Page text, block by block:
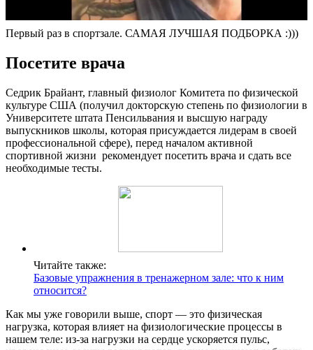
Первый раз в спортзале. САМАЯ ЛУЧШАЯ ПОДБОРКА :)))
Посетите врача
Седрик Брайант, главный физиолог Комитета по физической
культуре США (получил докторскую степень по физиологии в
Университете штата Пенсильвания и высшую награду
выпускников школы, которая присуждается лидерам в своей
профессиональной сфере), перед началом активной
спортивной жизни рекомендует посетить врача и сдать все
необходимые тесты.
Читайте также:
Базовые упражнения в тренажерном зале: что к ним
относится?
Как мы уже говорили выше, спорт — это физическая
нагрузка, которая влияет на физиологические процессы в
нашем теле: из-за нагрузки на сердце ускоряется пульс,